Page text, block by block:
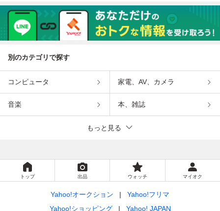
別のカテゴリで探す
コンピュータ 家電、AV、カメラ
音楽 本、雑誌
もっと見る
トップ 出品 ウォッチ マイオク
Yahoo!オークション
Yahoo!フリマ
Yahoo!ショッピング
Yahoo! JAPAN